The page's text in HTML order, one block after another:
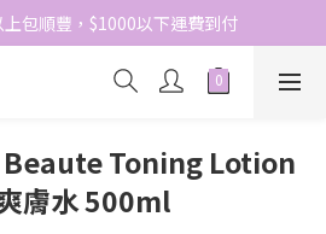
會員優惠價於結帳時自動扣減
包順豐，$1000以下運費到付
，會員優惠價於結帳時自動扣減
Toning Lotion
膚水 500ml